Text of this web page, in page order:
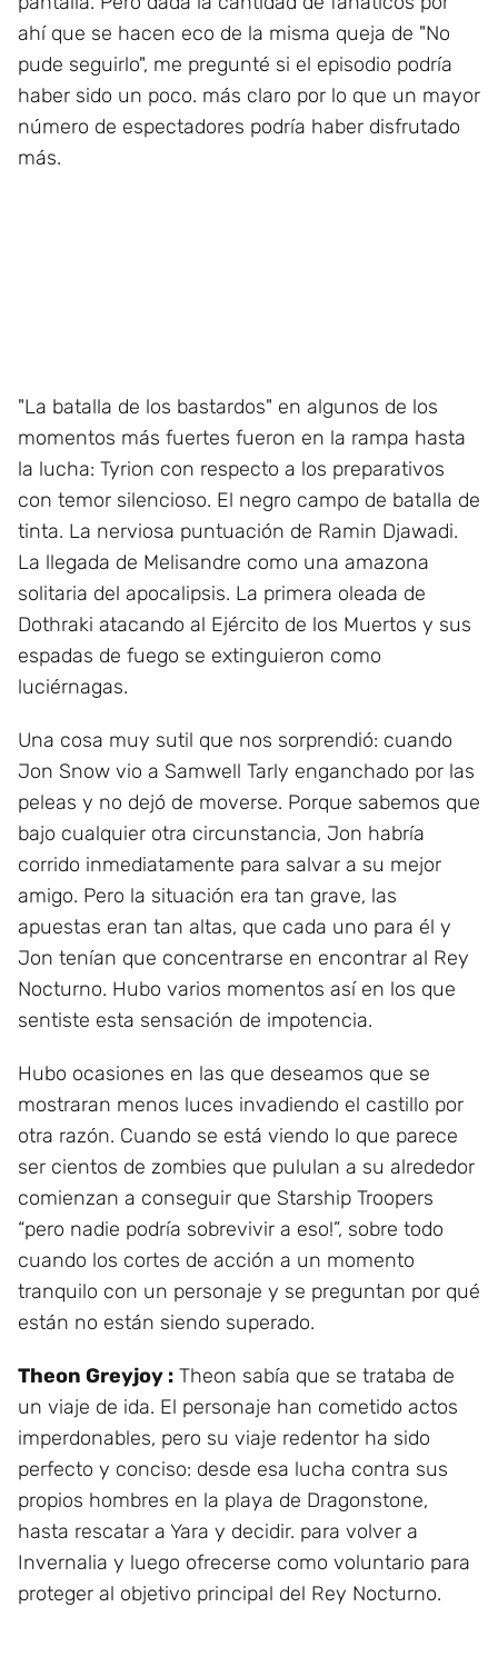
ahí que se hacen eco de la misma queja de "No
pude seguirlo", me pregunté si el episodio podría
haber sido un poco. más claro por lo que un mayor
número de espectadores podría haber disfrutado
más.
"La batalla de los bastardos" en algunos de los
momentos más fuertes fueron en la rampa hasta
la lucha: Tyrion con respecto a los preparativos
con temor silencioso. El negro campo de batalla de
tinta. La nerviosa puntuación de Ramin Djawadi.
La llegada de Melisandre como una amazona
solitaria del apocalipsis. La primera oleada de
Dothraki atacando al Ejército de los Muertos y sus
espadas de fuego se extinguieron como
luciérnagas.
Una cosa muy sutil que nos sorprendió: cuando
Jon Snow vio a Samwell Tarly enganchado por las
peleas y no dejó de moverse. Porque sabemos que
bajo cualquier otra circunstancia, Jon habría
corrido inmediatamente para salvar a su mejor
amigo. Pero la situación era tan grave, las
apuestas eran tan altas, que cada uno para él y
Jon tenían que concentrarse en encontrar al Rey
Nocturno. Hubo varios momentos así en los que
sentiste esta sensación de impotencia.
Hubo ocasiones en las que deseamos que se
mostraran menos luces invadiendo el castillo por
otra razón. Cuando se está viendo lo que parece
ser cientos de zombies que pululan a su alrededor
comienzan a conseguir que Starship Troopers
“pero nadie podría sobrevivir a eso!”, sobre todo
cuando los cortes de acción a un momento
tranquilo con un personaje y se preguntan por qué
están no están siendo superado.
Theon Greyjoy : Theon sabía que se trataba de
un viaje de ida. El personaje han cometido actos
imperdonables, pero su viaje redentor ha sido
perfecto y conciso: desde esa lucha contra sus
propios hombres en la playa de Dragonstone,
hasta rescatar a Yara y decidir. para volver a
Invernalia y luego ofrecerse como voluntario para
proteger al objetivo principal del Rey Nocturno.